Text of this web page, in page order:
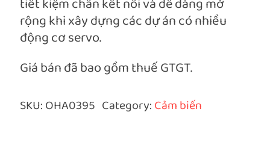
rộng khi xây dựng các dự án có nhiều
động cơ servo.
Giá bán đã bao gồm thuế GTGT.
SKU:OHA0395 Category:Cảm biến